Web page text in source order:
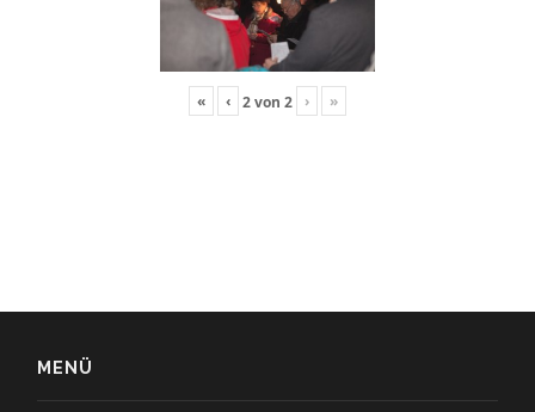
« ‹ 2von 2 › »
MENÜ